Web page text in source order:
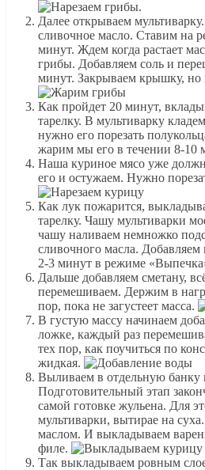
Далее открываем
сливочное масло. Ставим на
минут. Ждем когда растает
грибы. Добавляем соль и
минут. Закрываем крышку, но
Как пройдет 20 минут,
тарелку. В мультиварку
нужно его порезать
жарим мы его в течении 8-10
Наша куриное мясо уже
его и остужаем. Нужно
Как лук пожарится,
тарелку. Чашу мультиварки
чашу наливаем немножко
сливочного масла.
2-3 минут в режиме
Дальше добавляем сметану,
перемешиваем. Держим в
пор, пока не загустеет масса.
В густую массу начинаем
ложке, каждый раз
тех пор, как поучиться по
жидкая.
Выливаем в отдельную банку
Подготовительный этап
самой готовке жульена. Для
мультиварки, вытирае на
маслом. И выкладываем
филе.
Так выкладываем ровным